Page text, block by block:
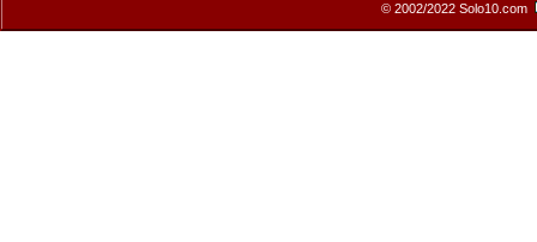
© 2002/2022 Solo10.com